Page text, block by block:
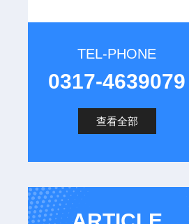
TEL-PHONE
0317-4639079
查看全部